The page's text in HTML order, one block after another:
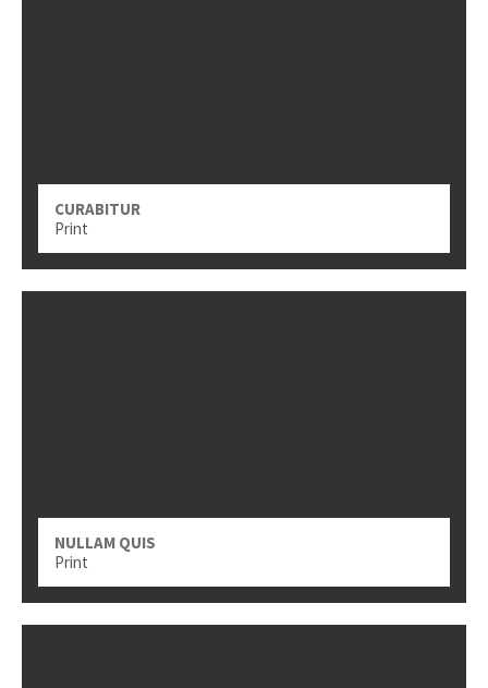
CURABITUR
Print
NULLAM QUIS
Print